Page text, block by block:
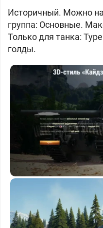
Историчный. Можно
группа: Основные.
Только для танка:
голды.